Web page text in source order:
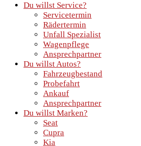
Du willst Service?
Servicetermin
Rädertermin
Unfall Spezialist
Wagenpflege
Ansprechpartner
Du willst Autos?
Fahrzeugbestand
Probefahrt
Ankauf
Ansprechpartner
Du willst Marken?
Seat
Cupra
Kia